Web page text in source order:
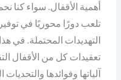
أهمية الأقفال. سواء كنا
تلعب دورًا محوريًا في
التهديدات المحتملة. في
تعقيدات كل من الأقفال
آلياتها وفوائدها